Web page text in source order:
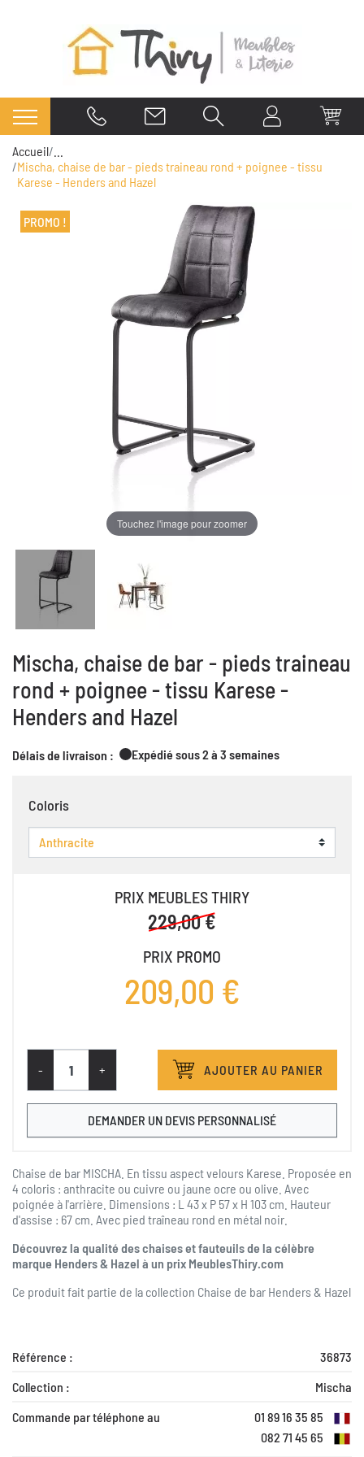
Accueil
Mischa, chaise de bar - pieds traineau rond + poignee - tissu
Karese - Henders and Hazel
PROMO !
Touchez l'image pour zoomer
Mischa, chaise de bar - pieds traineau
rond + poignee - tissu Karese -
Henders and Hazel
Délais de livraison : Expédié sous 2 à 3 semaines
Coloris
PRIX MEUBLES THIRY
229,00 €
PRIX PROMO
209,00 €
- + AJOUTER AU PANIER
DEMANDER UN DEVIS PERSONNALISÉ
Chaise de bar MISCHA. En tissu aspect velours Karese. Proposée en
4 coloris : anthracite ou cuivre ou jaune ocre ou olive. Avec
poignée à l'arrière. Dimensions : L 43 x P 57 x H 103 cm. Hauteur
d'assise : 67 cm. Avec pied traîneau rond en métal noir.
Découvrez la qualité des chaises et fauteuils de la célèbre
marque Henders & Hazel à un prix MeublesThiry.com
Ce produit fait partie de la collection Chaise de bar Henders & Hazel
Référence :
36873
Collection :
Mischa
Commande par téléphone au
01 89 16 35 85
082 71 45 65